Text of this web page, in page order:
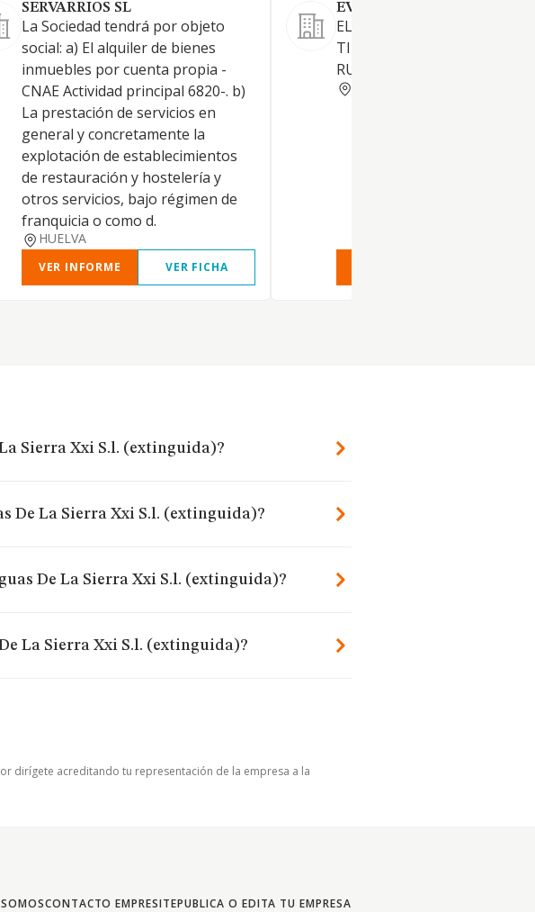
SERVARRIOS SL
La Sociedad tendrá por objeto
social: a) El alquiler de bienes
inmuebles por cuenta propia -
CNAE Actividad principal 6820-. b)
La prestación de servicios en
general y concretamente la
explotación de establecimientos
de restauración y hostelería y
otros servicios, bajo régimen de
franquicia o como d.
HUELVA
VER INFORME VER FICHA
EVORA Y VELEDA SL
EL ARRENDAMIENTO DE
TIPO DE INMUEBLES TANTO
RUSTICOS COMO URBANOS
Sierra Xxi S.l. (extinguida)?
De La Sierra Xxi S.l. (extinguida)?
De La Sierra Xxi S.l. (extinguida)?
La Sierra Xxi S.l. (extinguida)?
dirígete acreditando tu representación de la empresa a la
CONTACTO EMPRESITEPUBLICA O EDITA TU EMPRESA